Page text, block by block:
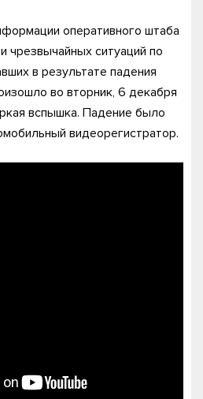
оперативного штаба
чрезвычайных ситуаций по
в результате падения
во вторник, 6 декабря
вспышка. Падение было
видеорегистратор.